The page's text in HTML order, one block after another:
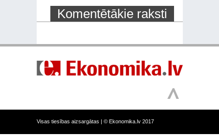
Komentētākie raksti
Visas tiesības aizsargātas | © Ekonomika.lv 2017